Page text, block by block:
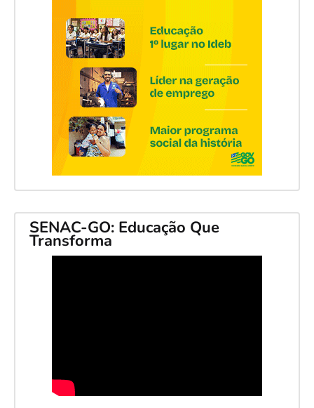
SENAC-GO: Educação Que
Transforma